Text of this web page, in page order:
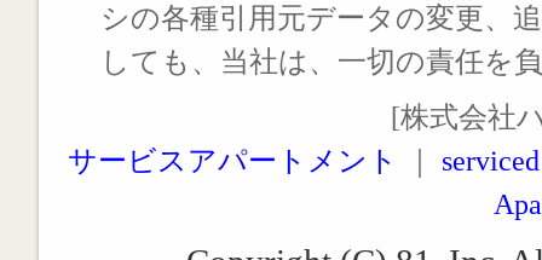
シの各種引用元データの変更、
しても、当社は、一切の責任を
[株式会社
サービスアパートメント